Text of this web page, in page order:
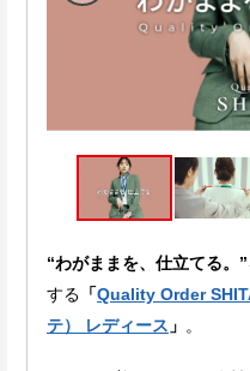
“わがままを、仕立てる。”
する 「Quality Order
テ） レディース 」 。